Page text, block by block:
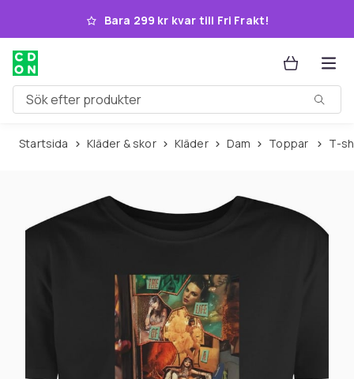
Hoppa till huvudinnehållet
Bara 299 kr kvar till Fri Frakt!
Sök efter produkter
Startsida Kläder & skor Kläder Dam Toppar T-